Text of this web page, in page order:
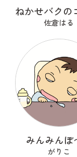
佐倉はる
みんみんぼ
がりこ